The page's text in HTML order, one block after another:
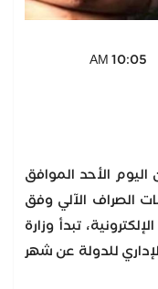
اليوم الأحد الموافق
الصراف الآلي وفق
تبدأ وزارة
للدولة عن شهر